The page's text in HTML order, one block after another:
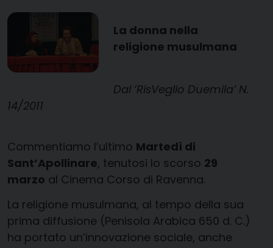
La donna nella
religione musulmana
Dal ‘RisVeglio Duemila’ N.
14/2011
Commentiamo l’ultimo Martedì di
Sant’Apollinare, tenutosi lo scorso 29
marzo al Cinema Corso di Ravenna.
La religione musulmana, al tempo della sua
prima diffusione (Penisola Arabica 650 d. C.)
ha portato un’innovazione sociale, anche